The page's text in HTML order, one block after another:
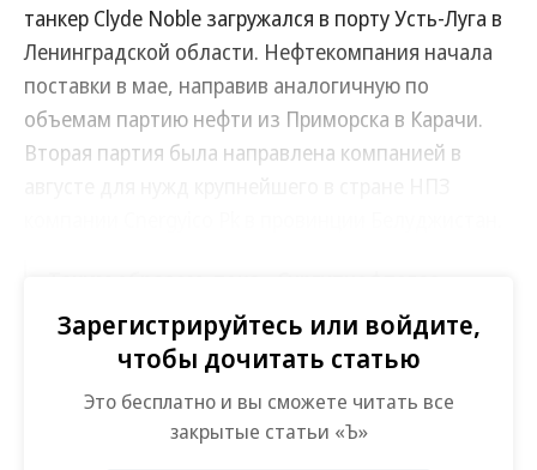
танкер Clyde Noble загружался в порту Усть-Луга в
Ленинградской области. Нефтекомпания начала
поставки в мае, направив аналогичную по
объемам партию нефти из Приморска в Карачи.
Вторая партия была направлена компанией в
остается единственным российским
поставщиком нефти в Пакистан.
Преимущественно Пакистан потребляет сырье с
Ближнего Востока, крупнейшими морскими
Зарегистрируйтесь или войдите,
чтобы дочитать статью
Это бесплатно и вы сможете читать все
закрытые статьи «Ъ»